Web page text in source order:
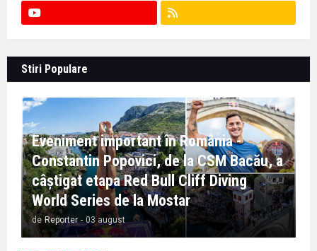
Stiri Populare
Eveniment important în România -
Constantin Popovici, de la CSM Bacău, a
câștigat etapa Red Bull Cliff Diving
World Series de la Mostar
de Reporter - 03 august